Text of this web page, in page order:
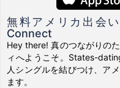
無料アメリカ出会
Connect
Hey there! 真のつながりの
ィへようこそ。States-
人シングルを結びつけ、ア
ます。